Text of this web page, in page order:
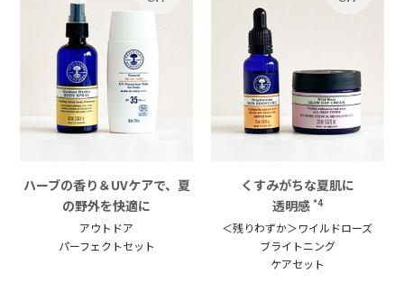
ハーブの香り＆UVケアで、夏
の野外を快適に
アウトドア
パーフェクトセット
くすみがちな夏肌に
透明感 *4
＜残りわずか＞ワイルドローズ
ブライトニング
ケアセット